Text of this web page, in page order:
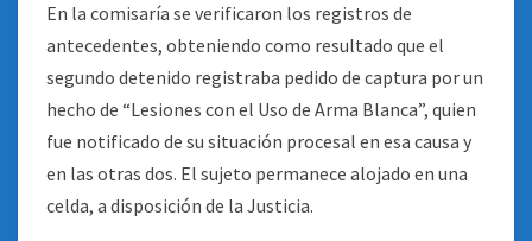
En la comisaría se verificaron los registros de
antecedentes, obteniendo como resultado que el
segundo detenido registraba pedido de captura por un
hecho de “Lesiones con el Uso de Arma Blanca”, quien
fue notificado de su situación procesal en esa causa y
en las otras dos. El sujeto permanece alojado en una
celda, a disposición de la Justicia.